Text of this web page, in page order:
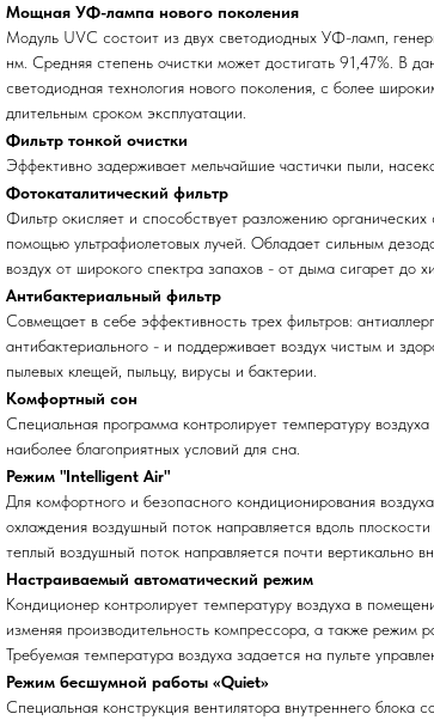
Мощная УФ-лампа нового поколения
Модуль UVC состоит из двух светодиодных УФ-ламп,
нм. Средняя степень очистки может достигать 91,47%. В
светодиодная технология нового поколения, с более
длительным сроком эксплуатации.
Фильтр тонкой очистки
Эффективно задерживает мельчайшие частички пыли,
Фотокаталитический фильтр
Фильтр окисляет и способствует разложению
помощью ультрафиолетовых лучей. Обладает сильным
воздух от широкого спектра запахов - от дыма сигарет до
Антибактериальный фильтр
Совмещает в себе эффективность трех фильтров:
антибактериального - и поддерживает воздух чистым и
пылевых клещей, пыльцу, вирусы и бактерии.
Комфортный сон
Специальная программа контролирует температуру
наиболее благоприятных условий для сна.
Режим "Intelligent Air"
Для комфортного и безопасного кондиционирования
охлаждения воздушный поток направляется вдоль
теплый воздушный поток направляется почти вертикально
Настраиваемый автоматический режим
Кондиционер контролирует температуру воздуха в
изменяя производительность компрессора, а также режим
Требуемая температура воздуха задается на пульте
Режим бесшумной работы «Quiet»
Специальная конструкция вентилятора внутреннего блока